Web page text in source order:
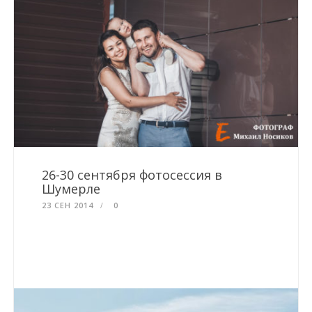
26-30 сентября фотосессия в
Шумерле
23 СЕН 2014 0